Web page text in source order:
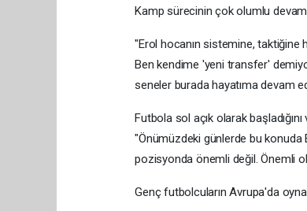
Kamp sürecinin çok olumlu
"Erol hocanın sistemine, taktiğine
Ben kendime 'yeni transfer'
seneler burada hayatıma devam
Futbola sol açık olarak
"Önümüzdeki günlerde bu konuda
pozisyonda önemli değil. Önemli
Genç futbolcuların Avrupa'da